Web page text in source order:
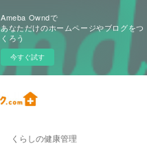
Ameba Owndで
あなただけのホームページやブログをつ
くろう
今すぐ試す
くらしの健康管理